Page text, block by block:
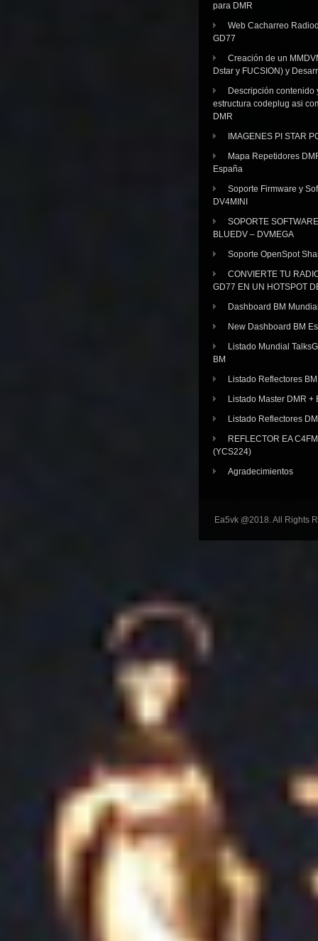
para DMR
Web Cacharreo
GD77
Creación de un
Dstar y FUCSION) y
Descripción contenido
estructura codeplug asi
DMR
IMAGENES PI STAR
Mapa Repetidores
España
Soporte Firmware y
DV4MINI
SOPORTE SOFTWARE
BLUEDV – DVMEGA
Soporte OpenSpot
CONVIERTE TU
GD77 EN UN HOTSPOT
Dashboard BM
New Dashboard BM
Listado Mundial
BM
Listado Reflectores BM
Listado Master DMR +
Listado Reflectores
REFLECTOR EA
(YCS224)
Agradecimientos
Ea5vk @2018. All Rights